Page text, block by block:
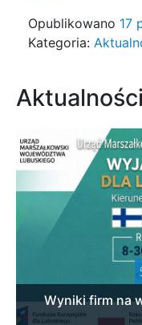
Opublikowano 17
Kategoria:
Aktualności
Wyniki firm na